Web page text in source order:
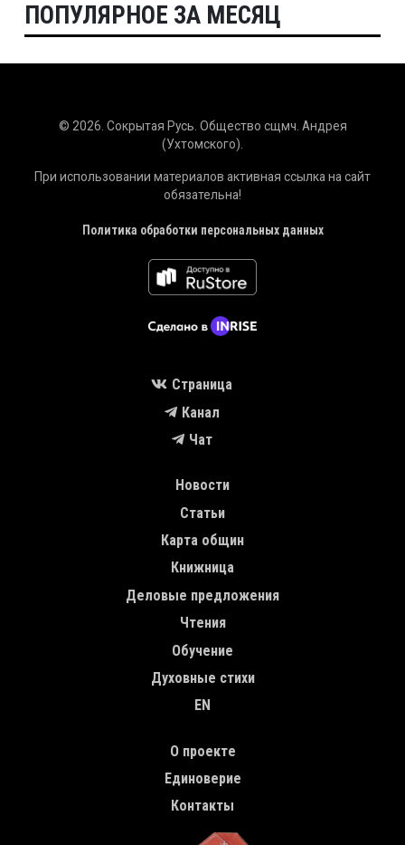
ПОПУЛЯРНОЕ ЗА МЕСЯЦ
© 2026. Сокрытая Русь. Общество сщмч. Андрея
(Ухтомского).
При использовании материалов активная ссылка на сайт
обязательна!
Политика обработки персональных данных
Страница
Канал
Чат
Новости
Статьи
Карта общин
Книжница
Деловые предложения
Чтения
Обучение
Духовные стихи
EN
О проекте
Единоверие
Контакты